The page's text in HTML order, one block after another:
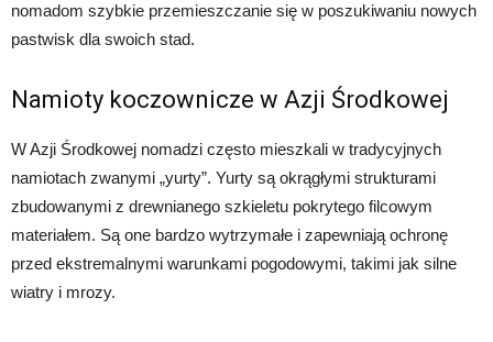
nomadom szybkie przemieszczanie się w poszukiwaniu nowych
pastwisk dla swoich stad.
Namioty koczownicze w Azji Środkowej
W Azji Środkowej nomadzi często mieszkali w tradycyjnych
namiotach zwanymi „yurty”. Yurty są okrągłymi strukturami
zbudowanymi z drewnianego szkieletu pokrytego filcowym
materiałem. Są one bardzo wytrzymałe i zapewniają ochronę
przed ekstremalnymi warunkami pogodowymi, takimi jak silne
wiatry i mrozy.